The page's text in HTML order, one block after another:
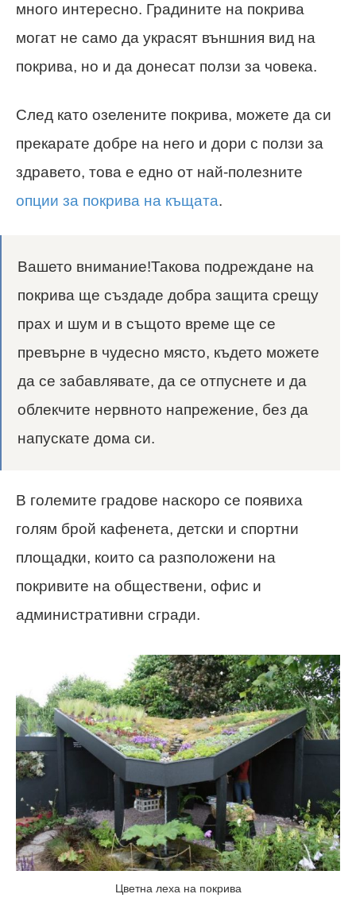
много интересно. Градините на покрива
могат не само да украсят външния вид на
покрива, но и да донесат ползи за човека.
След като озелените покрива, можете да си
прекарате добре на него и дори с ползи за
здравето, това е едно от най-полезните
опции за покрива на къщата.
Вашето внимание!Такова подреждане на
покрива ще създаде добра защита срещу
прах и шум и в същото време ще се
превърне в чудесно място, където можете
да се забавлявате, да се отпуснете и да
облекчите нервното напрежение, без да
напускате дома си.
В големите градове наскоро се появиха
голям брой кафенета, детски и спортни
площадки, които са разположени на
покривите на обществени, офис и
административни сгради.
Цветна леха на покрива